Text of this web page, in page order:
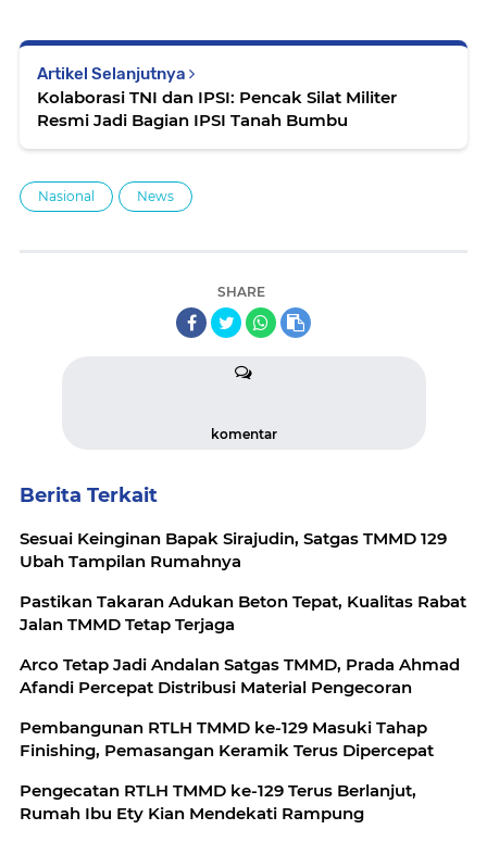
Artikel Selanjutnya
Kolaborasi TNI dan IPSI: Pencak Silat Militer
Resmi Jadi Bagian IPSI Tanah Bumbu
Nasional News
SHARE
komentar
Berita Terkait
Sesuai Keinginan Bapak Sirajudin, Satgas TMMD 129
Ubah Tampilan Rumahnya
Pastikan Takaran Adukan Beton Tepat, Kualitas Rabat
Jalan TMMD Tetap Terjaga
Arco Tetap Jadi Andalan Satgas TMMD, Prada Ahmad
Afandi Percepat Distribusi Material Pengecoran
Pembangunan RTLH TMMD ke-129 Masuki Tahap
Finishing, Pemasangan Keramik Terus Dipercepat
Pengecatan RTLH TMMD ke-129 Terus Berlanjut,
Rumah Ibu Ety Kian Mendekati Rampung